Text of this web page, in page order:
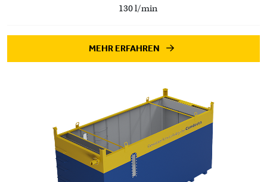
130 l/min
MEHR ERFAHREN